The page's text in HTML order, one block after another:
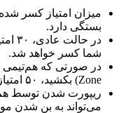
میزان امتیاز کسر
بستگی دارد.
در
شما کسر خواهد شد.
Zone) بکشید، ۵۰ امتیاز مریت از دست خواهید داد.
ریپورت شدن توسط
می‌تواند به بن شدن